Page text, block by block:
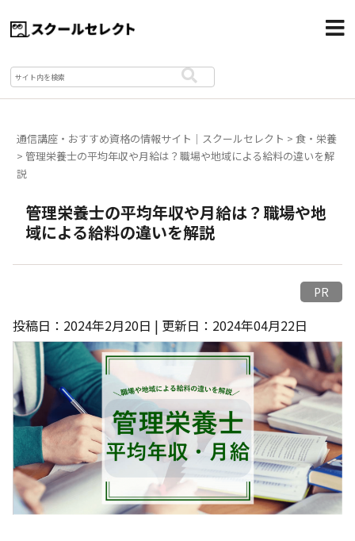
通信講座・おすすめ資格の情報サイト｜スクールセレクト >食・栄養
>管理栄養士の平均年収や月給は？職場や地域による給料の違いを解
説
管理栄養士の平均年収や月給は？職場や地
域による給料の違いを解説
PR
投稿日：2024年2月20日 | 更新日：2024年04月22日